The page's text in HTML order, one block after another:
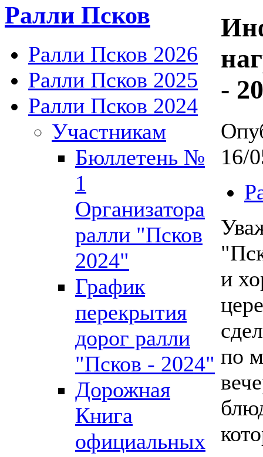
Ралли Псков
Ралли Псков 2026
Ралли Псков 2025
Ралли Псков 2024
Участникам
Бюллетень №
1
Организатора
ралли "Псков
2024"
График
перекрытия
дорог ралли
"Псков - 2024"
Дорожная
Книга
официальных
-
16/
и
по